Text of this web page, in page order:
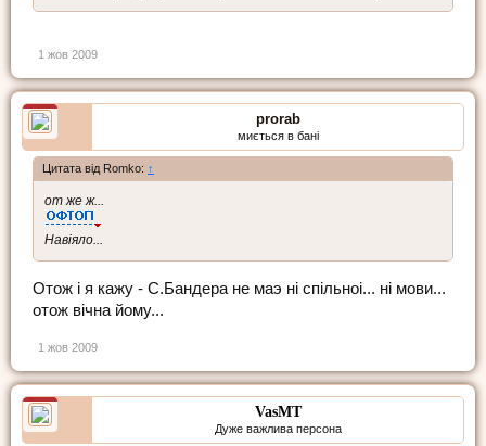
1 жов 2009
prorab
миється в бані
Цитата від Romko: ↑
от же ж...
Навіяло...
Отож i я кажу - С.Бандера не маэ нi спiльноi... нi мови...
отож вiчна йому...
1 жов 2009
VasMT
Дуже важлива персона